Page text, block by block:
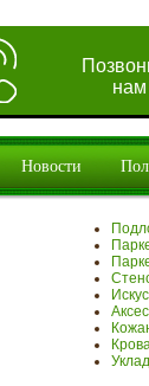
нам
Новости